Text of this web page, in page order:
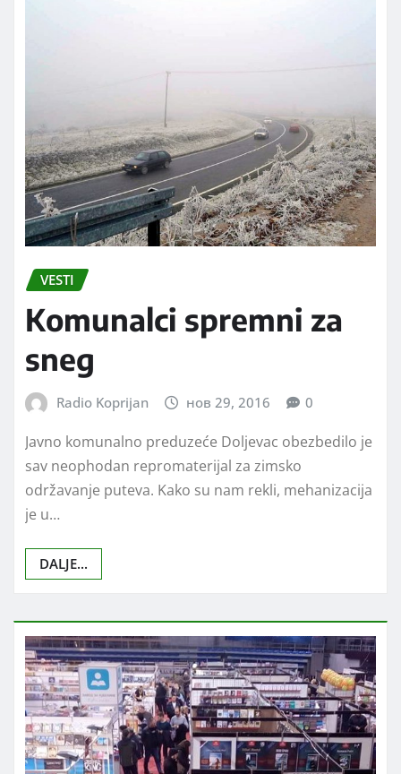
VESTI
Komunalci spremni za
sneg
Radio Koprijan нов 29, 2016 0
Javno komunalno preduzeće Doljevac obezbedilo je
sav neophodan repromaterijal za zimsko
održavanje puteva. Kako su nam rekli, mehanizacija
je u…
DALJE...